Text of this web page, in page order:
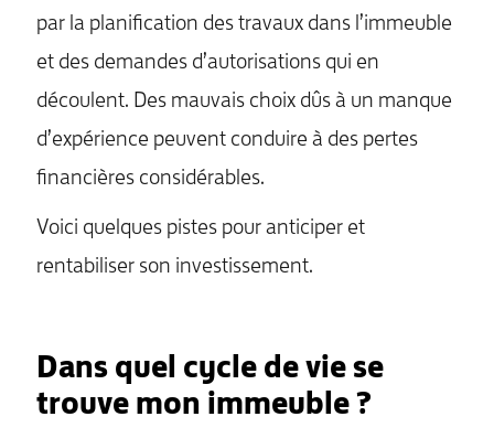
par la planification des travaux dans l’immeuble
et des demandes d’autorisations qui en
découlent. Des mauvais choix dûs à un manque
d’expérience peuvent conduire à des pertes
financières considérables.
Voici quelques pistes pour anticiper et
rentabiliser son investissement.
Dans quel cycle de vie se
trouve mon immeuble ?